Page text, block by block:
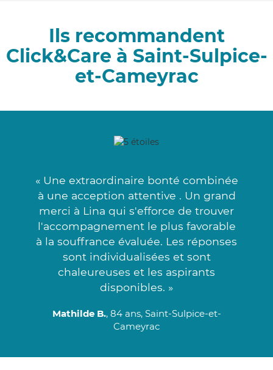
Ils recommandent
Click&Care à Saint-Sulpice-
et-Cameyrac
« Une extraordinaire bonté combinée
à une acception attentive . Un grand
merci à Lina qui s'efforce de trouver
l'accompagnement le plus favorable
à la souffrance évaluée. Les réponses
sont individualisées et sont
chaleureuses et les aspirants
disponibles. »
Mathilde B., 84 ans, Saint-Sulpice-et-
Cameyrac